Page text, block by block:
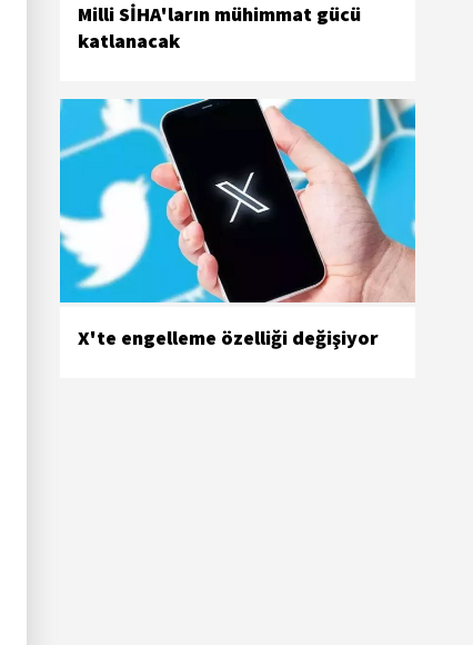
Milli SİHA'ların mühimmat gücü
katlanacak
X'te engelleme özelliği değişiyor